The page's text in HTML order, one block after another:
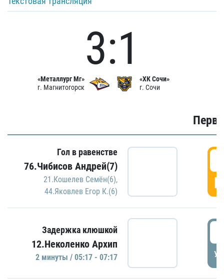
«Металлург Мг»
г. Магнитогорск
3:1
«ХК Сочи»
г. Сочи
Гол в равенстве
76.Чибисов Андрей(7)
21.Кошелев Семён(6),
44.Яковлев Егор К.(6)
Задержка клюшкой
12.Неколенко Архип
2 минуты / 05:17 - 07:17